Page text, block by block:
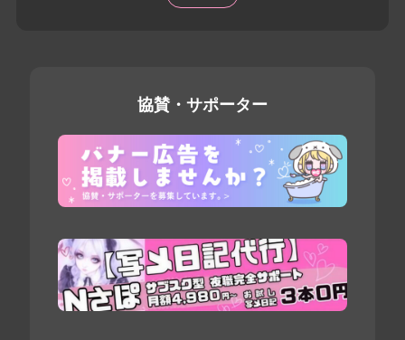
協賛・サポーター